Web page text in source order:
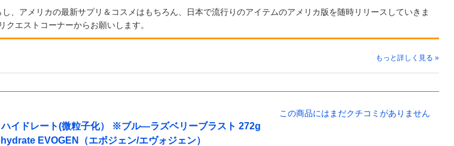
、アメリカの最新サプリ＆コスメはもちろん、日本で流行りのアイテムのアメリカ版を随時リリースしていきま
エストコーナーからお願いします。
もっと詳しく見る »
この商品にはまだクチコミがありません
ハイドレート(微粒子化） ※ブル―ラズベリーブラスト 272g
EVOGEN（エボジェン/エヴォジェン）